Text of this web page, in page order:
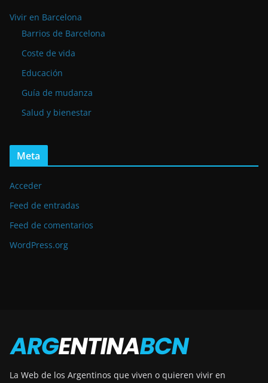
Vivir en Barcelona
Barrios de Barcelona
Coste de vida
Educación
Guía de mudanza
Salud y bienestar
Meta
Acceder
Feed de entradas
Feed de comentarios
WordPress.org
La Web de los Argentinos que viven o quieren vivir en